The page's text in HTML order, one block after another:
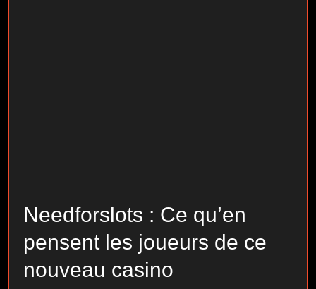
Needforslots : Ce qu’en
pensent les joueurs de ce
nouveau casino